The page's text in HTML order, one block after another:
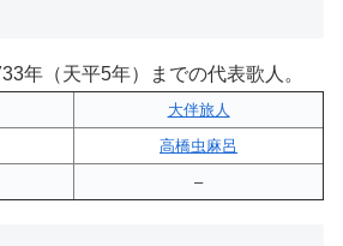
年（天平5年）までの代表歌人。
大伴旅人
高橋虫麻呂
–